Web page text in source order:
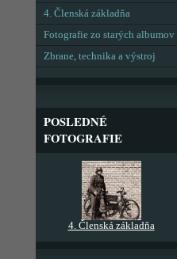
4. Členská základňa
Fotografie zo starých albumov
Zbrane, technika a výstroj
POSLEDNÉ
FOTOGRAFIE
4. Členská základňa